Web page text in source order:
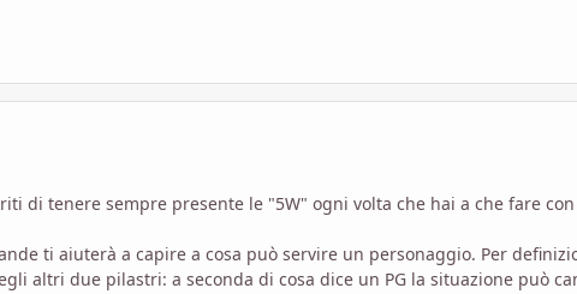
di tenere sempre presente le "5W" ogni volta che hai a che fare
ti aiuterà a capire a cosa può servire un personaggio. Per
altri due pilastri: a seconda di cosa dice un PG la situazione può